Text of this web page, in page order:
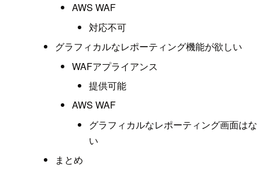
AWS WAF
対応不可
グラフィカルなレポーティング機能が欲しい
WAFアプライアンス
提供可能
AWS WAF
グラフィカルなレポーティング画面はな
い
まとめ